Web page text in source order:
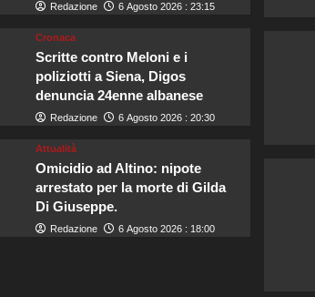
Redazione 6 Agosto 2026 : 23:15
Cronaca
Scritte contro Meloni e i
poliziotti a Siena, Digos
denuncia 24enne albanese
Redazione 6 Agosto 2026 : 20:30
Attualità
Omicidio ad Altino: nipote
arrestato per la morte di Gilda
Di Giuseppe.
Redazione 6 Agosto 2026 : 18:00